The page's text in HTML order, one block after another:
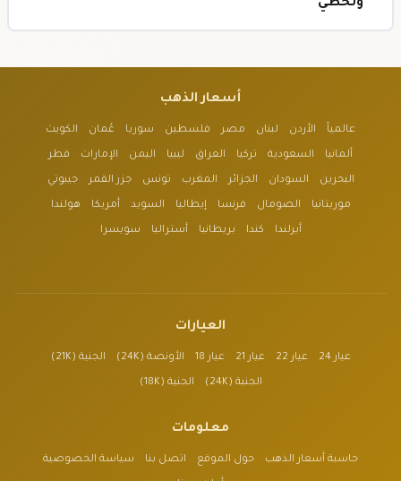
ولحظي
أسعار الذهب
عالمياً الأردن لبنان مصر فلسطين سوريا عُمان الكويت
ألمانيا السعودية تركيا العراق ليبيا اليمن الإمارات قطر
البحرين السودان الجزائر المغرب تونس جزر القمر جيبوتي
موريتانيا الصومال فرنسا إيطاليا السويد أمريكا هولندا
أيرلندا كندا بريطانيا أستراليا سويسرا
العيارات
عيار 24 عيار 22 عيار 21 عيار 18 الأونصة (24K) الجنية (21K)
الجنية (24K) الجنية (18K)
معلومات
حاسبة أسعار الذهب حول الموقع اتصل بنا سياسة الخصوصية